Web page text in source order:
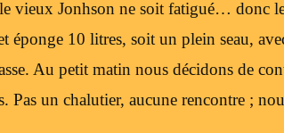
vieux Jonhson ne soit fatigué… donc
éponge 10 litres, soit un plein seau,
Au petit matin nous décidons de
Pas un chalutier, aucune rencontre ;